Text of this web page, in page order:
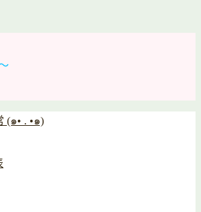
(๑• . •๑)